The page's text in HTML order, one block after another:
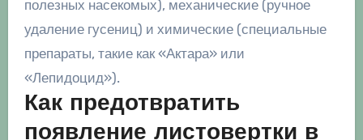
полезных насекомых), механические (ручное
удаление гусениц) и химические (специальные
препараты, такие как «Актара» или
«Лепидоцид»).
Как предотвратить
появление листовертки в